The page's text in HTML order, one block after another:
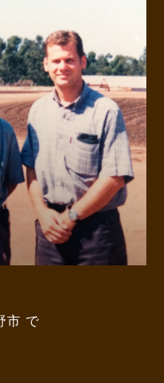
市 で